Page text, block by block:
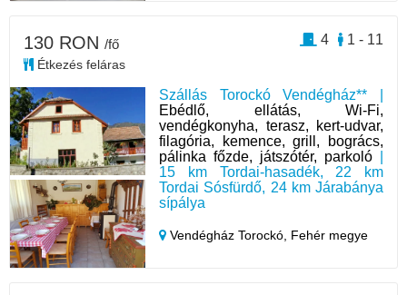
Szállás Torockó Vendégház** |
Ebédlő, ellátás, Wi-Fi,
vendégkonyha, terasz, kert-udvar,
filagória, kemence, grill, bogrács,
pálinka főzde, játszótér, parkoló
15 km Tordai-hasadék, 22 km
Tordai Sósfürdő, 24 km Járabánya
sípálya
Vendégház Torockó, Fehér megye
130 RON /fő
Étkezés feláras
1 - 11
4